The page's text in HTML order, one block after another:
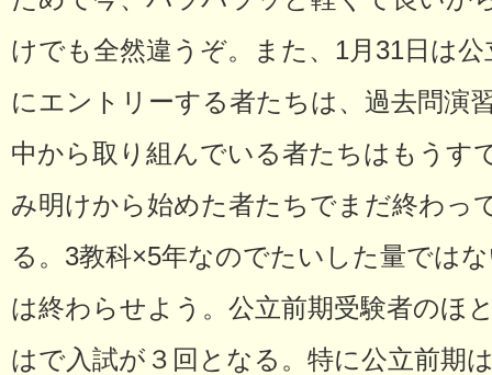
けでも全然違うぞ。また、1月31日は
にエントリーする者たちは、過去問演
中から取り組んでいる者たちはもうす
み明けから始めた者たちでまだ終わっ
る。3教科×5年なのでたいした量では
は終わらせよう。公立前期受験者のほ
はで入試が３回となる。特に公立前期